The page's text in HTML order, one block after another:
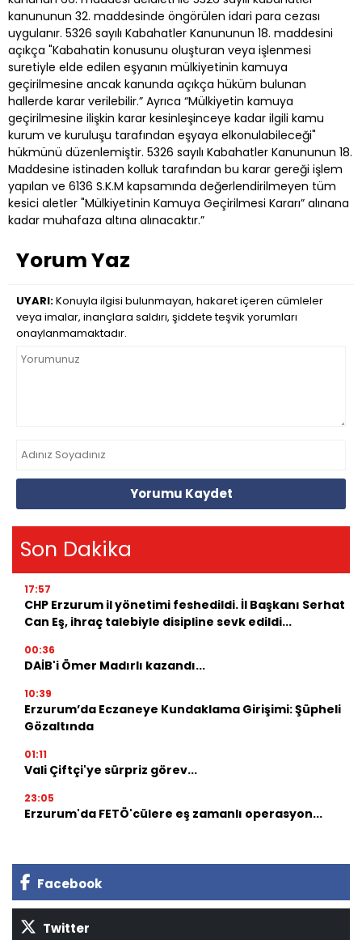
kanununun 32. maddesinde öngörülen idari para cezası
uygulanır. 5326 sayılı Kabahatler Kanununun 18. maddesini
açıkça "Kabahatin konusunu oluşturan veya işlenmesi
suretiyle elde edilen eşyanın mülkiyetinin kamuya
geçirilmesine ancak kanunda açıkça hüküm bulunan
hallerde karar verilebilir.” Ayrıca “Mülkiyetin kamuya
geçirilmesine ilişkin karar kesinleşinceye kadar ilgili kamu
kurum ve kuruluşu tarafından eşyaya elkonulabileceği"
hükmünü düzenlemiştir. 5326 sayılı Kabahatler Kanununun 18.
Maddesine istinaden kolluk tarafından bu karar gereği işlem
yapılan ve 6136 S.K.M kapsamında değerlendirilmeyen tüm
kesici aletler "Mülkiyetinin Kamuya Geçirilmesi Kararı” alınana
kadar muhafaza altına alınacaktır.”
Yorum Yaz
UYARI:Konuyla ilgisi bulunmayan, hakaret içeren cümleler
veya imalar, inançlara saldırı, şiddete teşvik yorumları
onaylanmamaktadır.
Yorumu Kaydet
Son Dakika
17:57
CHP Erzurum il yönetimi feshedildi. İl Başkanı Serhat
Can Eş, ihraç talebiyle disipline sevk edildi...
00:36
DAİB'i Ömer Madırlı kazandı...
10:39
Erzurum’da Eczaneye Kundaklama Girişimi: Şüpheli
Gözaltında
01:11
Vali Çiftçi'ye sürpriz görev...
23:05
Erzurum'da FETÖ'cülere eş zamanlı operasyon...
Facebook
Twitter